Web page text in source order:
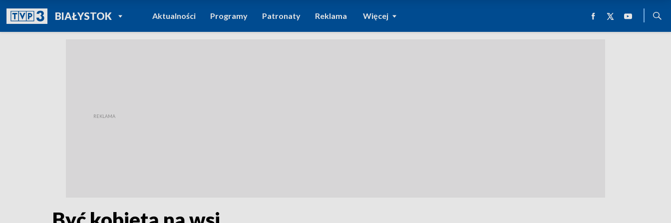
BIAŁYSTOKPOWRÓT DO
TVP REGIONY
Aktualności Programy Patronaty Reklama Więcej